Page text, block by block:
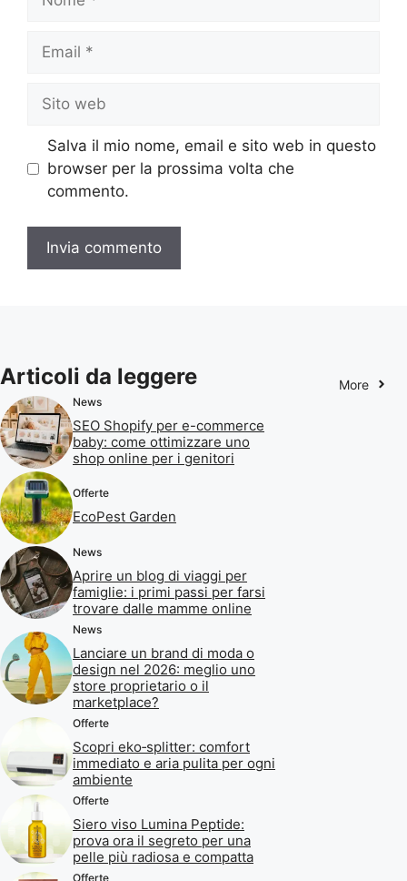
Email
Sito
web
Salva il mio nome, email e sito web in questo
browser per la prossima volta che
commento.
Articoli da leggere More
News
SEO Shopify per e-commerce
baby: come ottimizzare uno
shop online per i genitori
Offerte
EcoPest Garden
News
Aprire un blog di viaggi per
famiglie: i primi passi per farsi
trovare dalle mamme online
News
Lanciare un brand di moda o
design nel 2026: meglio uno
store proprietario o il
marketplace?
Offerte
Scopri eko‑splitter: comfort
immediato e aria pulita per ogni
ambiente
Offerte
Siero viso Lumina Peptide:
prova ora il segreto per una
pelle più radiosa e compatta
Offerte